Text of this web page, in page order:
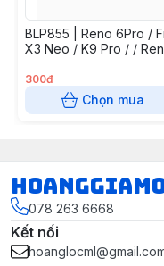
BLP855 | Reno 6Pro /
X3 Neo / K9 Pro / /
4G
300đ
Chọn mua
078 263 6668
Kết nối